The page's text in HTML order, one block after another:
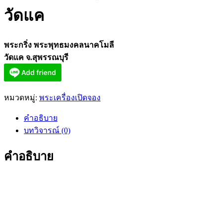
วัดแค
พระกริ่ง พระพุทธมงคลนาคโมลี
วัดแค จ.สุพรรณบุรี
หมวดหมู่: พระเครื่องเปิดจอง
คำอธิบาย
บทวิจารณ์ (0)
คำอธิบาย